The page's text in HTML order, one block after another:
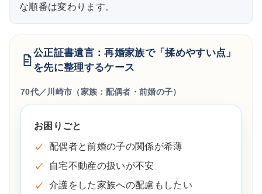
な順番は変わります。
公正証書遺言：再婚家族で「揉めやすい点」
を先に整理するケース
70代／川崎市（家族：配偶者・前婚の子）
お困りごと
配偶者と前婚の子の関係が希薄
自宅不動産の扱いが不安
介護をした家族への配慮もしたい